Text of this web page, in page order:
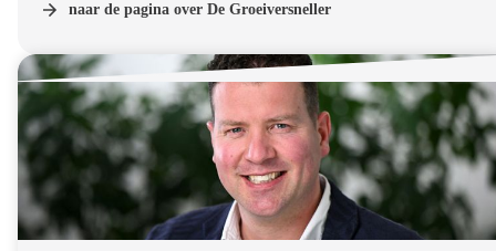
naar de pagina over De Groeiversneller